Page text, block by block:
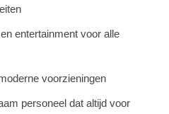
entertainment voor alle
voorzieningen
personeel dat altijd voor